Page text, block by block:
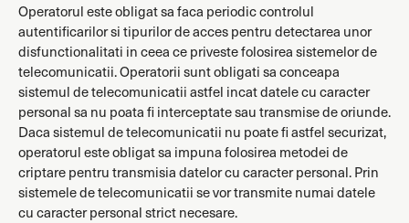
Operatorul este obligat sa faca periodic controlul
autentificarilor si tipurilor de acces pentru detectarea unor
disfunctionalitati in ceea ce priveste folosirea sistemelor de
telecomunicatii. Operatorii sunt obligati sa conceapa
sistemul de telecomunicatii astfel incat datele cu caracter
personal sa nu poata fi interceptate sau transmise de oriunde.
Daca sistemul de telecomunicatii nu poate fi astfel securizat,
operatorul este obligat sa impuna folosirea metodei de
criptare pentru transmisia datelor cu caracter personal. Prin
sistemele de telecomunicatii se vor transmite numai datele
cu caracter personal strict necesare.